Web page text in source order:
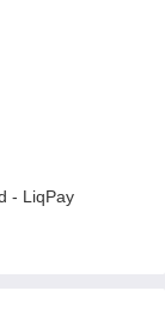
- LiqPay